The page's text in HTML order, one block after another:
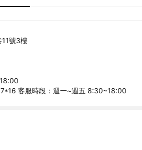
號3樓
客服時段：週一~週五 8:30~18:00